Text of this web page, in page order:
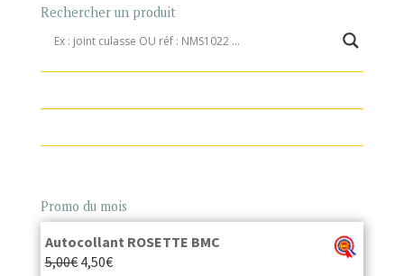
Rechercher un produit
Promo du mois
Autocollant ROSETTE BMC
5,00€ 4,50€